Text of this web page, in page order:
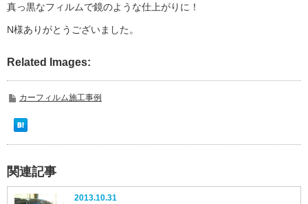
真っ黒なフィルムで鏡のような仕上がりに！
N様ありがとうございました。
Related Images:
カーフィルム施工事例
関連記事
2013.10.31